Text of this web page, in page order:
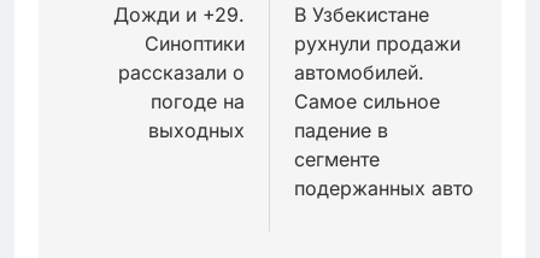
записям
Дожди и +29.
Синоптики
рассказали о
погоде на
выходных
В Узбекистане
рухнули продажи
автомобилей.
Самое сильное
падение в
сегменте
подержанных авто